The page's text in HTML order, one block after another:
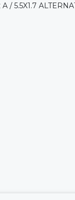
/ 5.5X1.7